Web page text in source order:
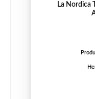
La Nordica